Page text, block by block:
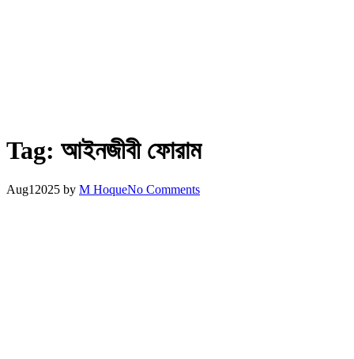
Tag: আইনজীবী ফোরাম
Aug1 2025 by M HoqueNo Comments